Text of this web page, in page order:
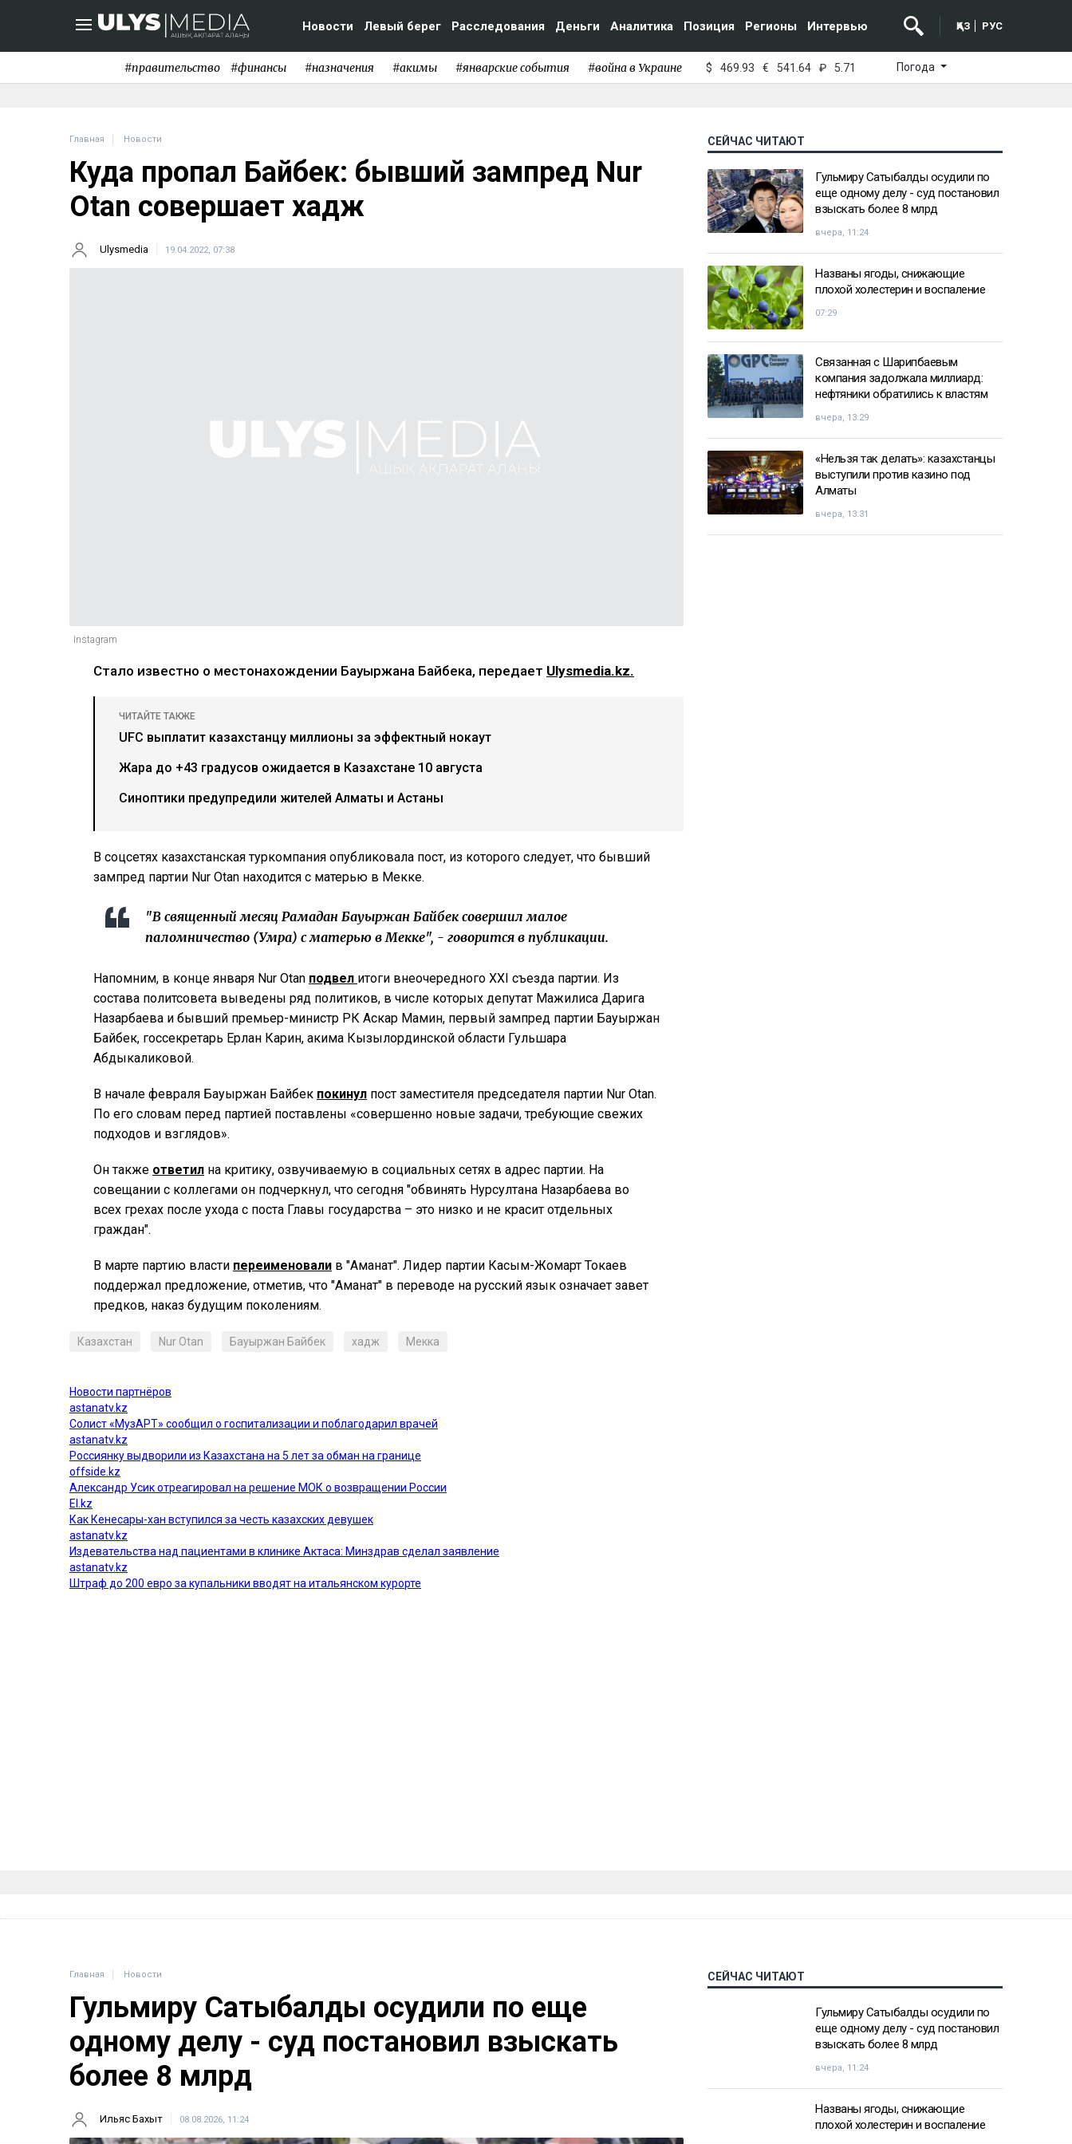
Новости Левый берег Расследования Деньги Аналитика Позиция Регионы Интервью ҚАЗ РУС
#правительство #финансы #назначения #акимы #январские события #война в Украине $ 469.93 € 541.64 ₽ 5.71 Погода
Главная Новости
Куда пропал Байбек: бывший зампред Nur
Otan совершает хадж
Ulysmedia 19.04.2022, 07:38
Instagram
Стало известно о местонахождении Бауыржана Байбека, передает Ulysmedia.kz.
ЧИТАЙТЕ ТАКЖЕ
UFC выплатит казахстанцу миллионы за эффектный нокаут
Жара до +43 градусов ожидается в Казахстане 10 августа
Синоптики предупредили жителей Алматы и Астаны
В соцсетях казахстанская туркомпания опубликовала пост, из которого следует, что бывший
зампред партии Nur Otan находится с матерью в Мекке.
"В священный месяц Рамадан Бауыржан Байбек совершил малое
паломничество (Умра) с матерью в Мекке", - говорится в публикации.
Напомним, в конце января Nur Otan подвел итоги внеочередного XXI съезда партии. Из
состава политсовета выведены ряд политиков, в числе которых депутат Мажилиса Дарига
Назарбаева и бывший премьер-министр РК Аскар Мамин, первый зампред партии Бауыржан
Байбек, госсекретарь Ерлан Карин, акима Кызылординской области Гульшара
Абдыкаликовой.
В начале февраля Бауыржан Байбек покинул пост заместителя председателя партии Nur Otan.
По его словам перед партией поставлены «совершенно новые задачи, требующие свежих
подходов и взглядов».
Он также ответил на критику, озвучиваемую в социальных сетях в адрес партии. На
совещании с коллегами он подчеркнул, что сегодня "обвинять Нурсултана Назарбаева во
всех грехах после ухода с поста Главы государства – это низко и не красит отдельных
граждан".
В марте партию власти переименовали в "Аманат". Лидер партии Касым-Жомарт Токаев
поддержал предложение, отметив, что "Аманат" в переводе на русский язык означает завет
предков, наказ будущим поколениям.
Казахстан Nur Otan Бауыржан Байбек хадж Мекка
СЕЙЧАС ЧИТАЮТ
Гульмиру Сатыбалды осудили по
еще одному делу - суд постановил
взыскать более 8 млрд
вчера, 11:24
Названы ягоды, снижающие
плохой холестерин и воспаление
07:29
Связанная с Шарипбаевым
компания задолжала миллиард:
нефтяники обратились к властям
вчера, 13:29
«Нельзя так делать»: казахстанцы
выступили против казино под
Алматы
вчера, 13:31
Главная Новости
Гульмиру Сатыбалды осудили по еще
одному делу - суд постановил взыскать
более 8 млрд
Ильяс Бахыт 08.08.2026, 11:24
СЕЙЧАС ЧИТАЮТ
Гульмиру Сатыбалды осудили по
еще одному делу - суд постановил
взыскать более 8 млрд
вчера, 11:24
Названы ягоды, снижающие
плохой холестерин и воспаление